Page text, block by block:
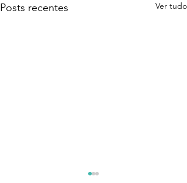
Posts recentes Ver tudo